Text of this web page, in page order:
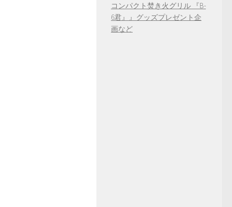
コンパクト焚き火グリル 『B-
6君』』グッズプレゼント企
画など